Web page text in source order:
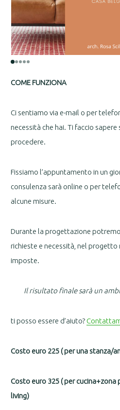
COME FUNZIONA
Ci sentiamo via e-mail o per
necessità che hai. Ti faccio
procedere.
Fissiamo l’appuntamento in un
consulenza sarà online o per
alcune misure.
Durante la progettazione
richieste e necessità, nel progetto
imposte.
Il risultato finale sarà un
ti posso essere d’aiuto?
Costo euro 225 ( per una stanza/
Costo euro 325 ( per cucina+zona
living)